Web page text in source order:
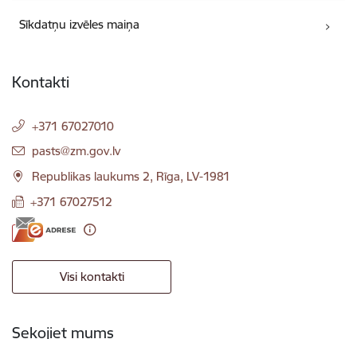
Sīkdatņu izvēles maiņa
Kontakti
+371 67027010
E-pasts:
pasts@zm.gov.lv
Republikas laukums 2, Rīga, LV-1981
+371 67027512
Visi kontakti
Sekojiet mums